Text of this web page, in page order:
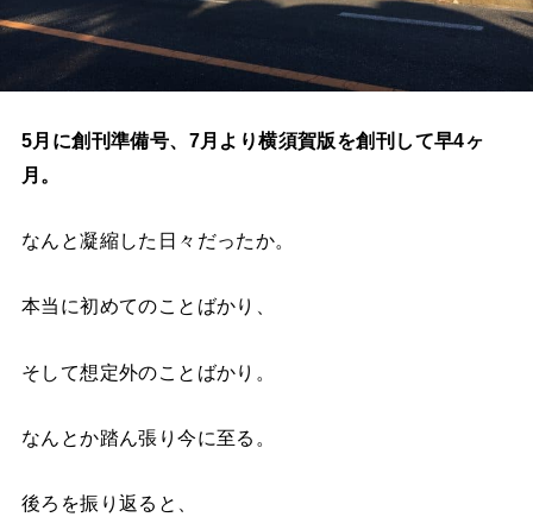
5月に創刊準備号、7月より横須賀版を創刊して早4ヶ
月。
なんと凝縮した日々だったか。
本当に初めてのことばかり、
そして想定外のことばかり。
なんとか踏ん張り今に至る。
後ろを振り返ると、